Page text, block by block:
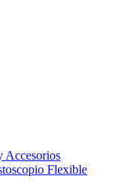
Accesorios
Flexible